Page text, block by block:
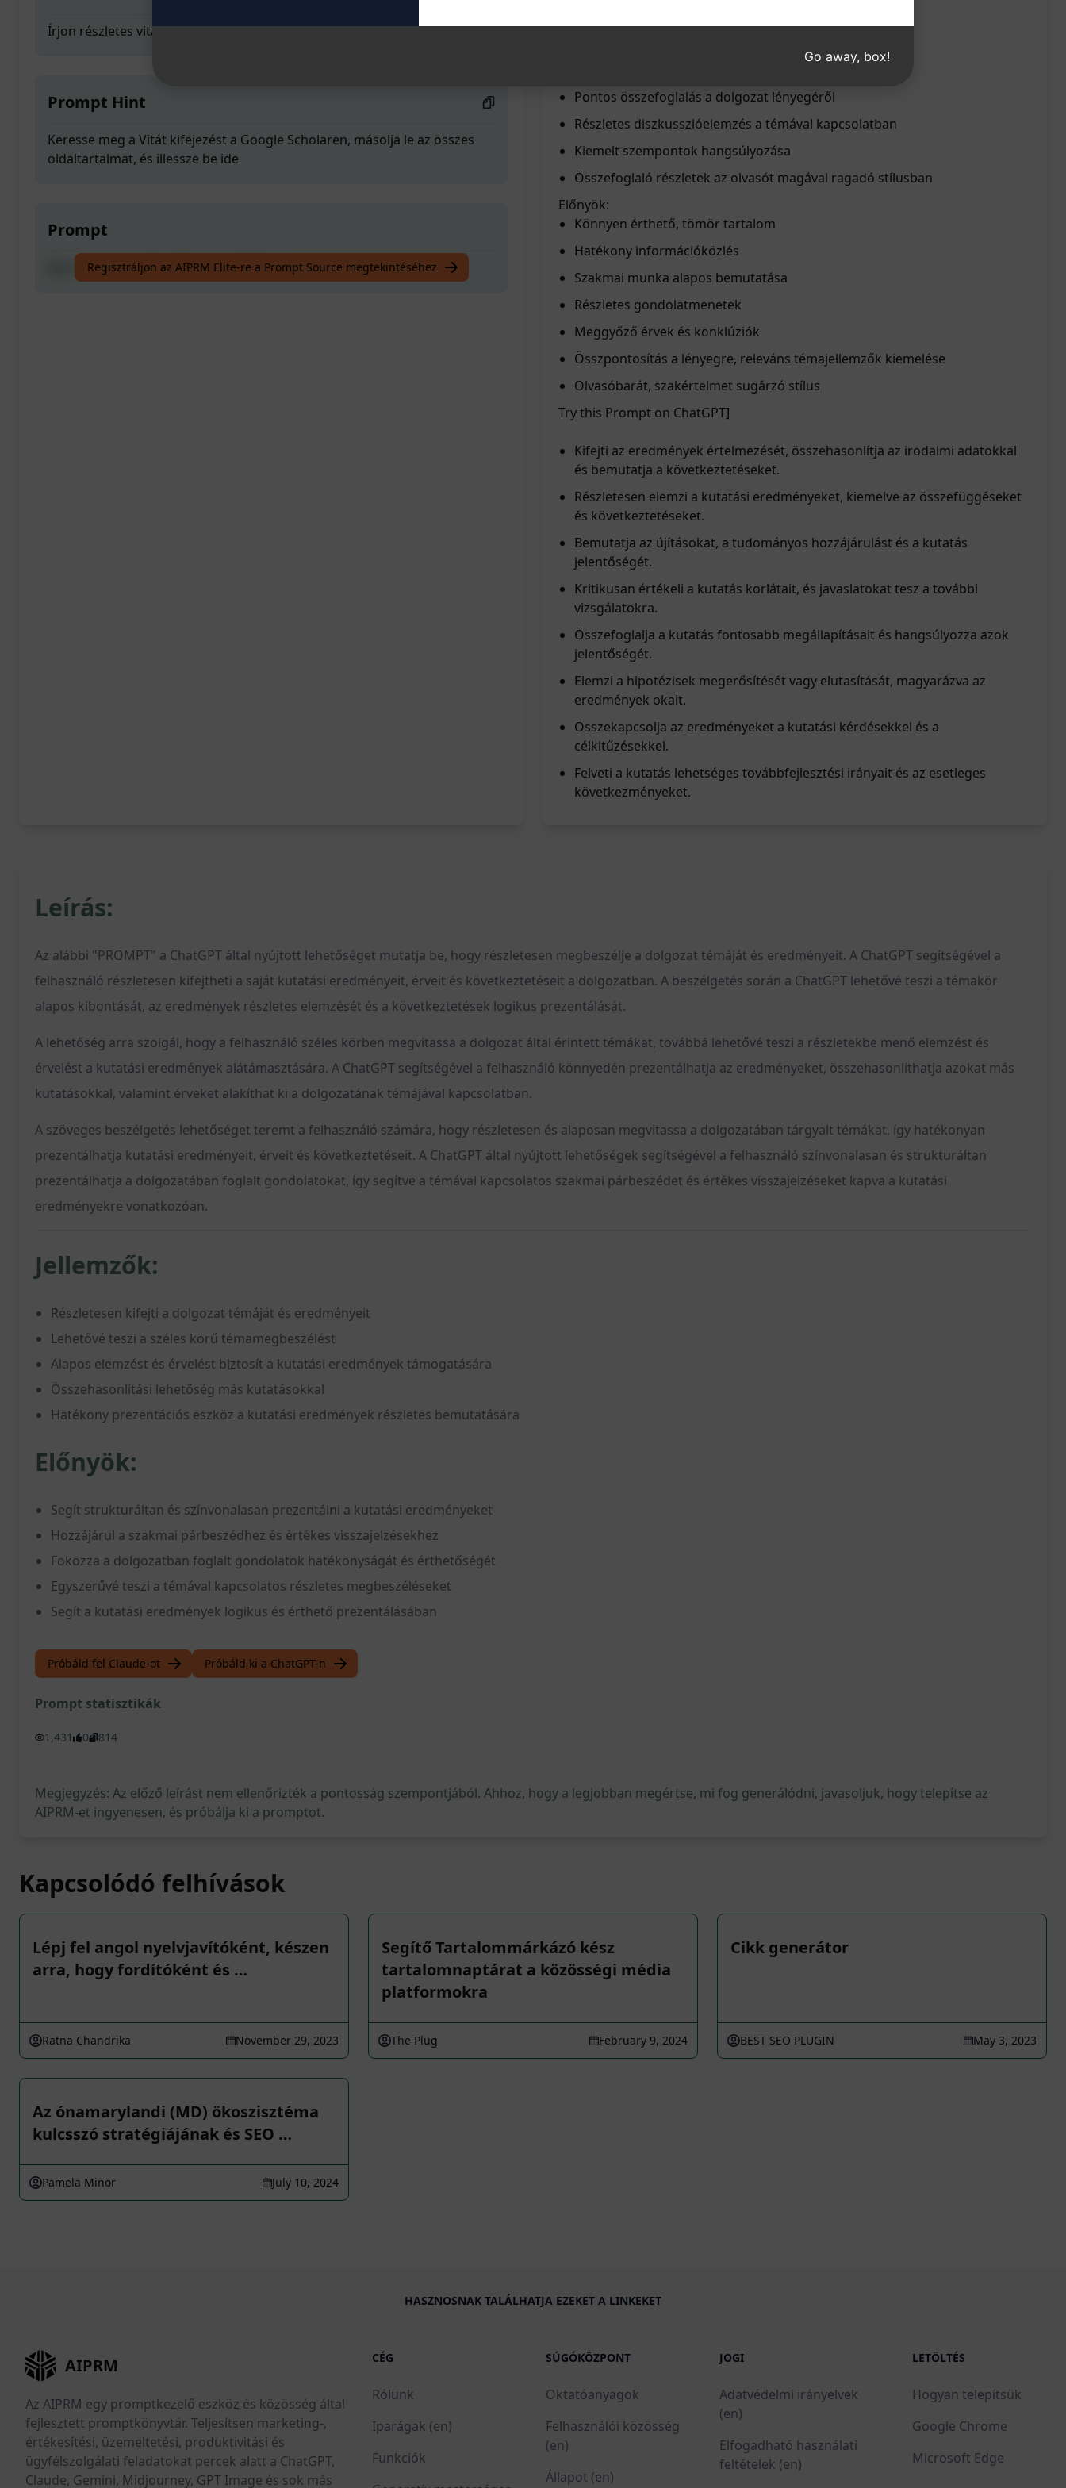
Írjon részletes vitát a Témavezetéséhez
Prompt Hint
Keresse meg a Vitát kifejezést a Google Scholaren, másolja le az összes
oldaltartalmat, és illessze be ide
Prompt
Írjon részletes vitát a Témavezetéséhez
Regisztráljon az AIPRM Elite-re a Prompt Source megtekintéséhez
Pontos összefoglalás a dolgozat lényegéről
Részletes diszkusszióelemzés a témával kapcsolatban
Kiemelt szempontok hangsúlyozása
Összefoglaló részletek az olvasót magával ragadó stílusban
Előnyök:
Könnyen érthető, tömör tartalom
Hatékony információközlés
Szakmai munka alapos bemutatása
Részletes gondolatmenetek
Meggyőző érvek és konklúziók
Összpontosítás a lényegre, releváns témajellemzők kiemelése
Olvasóbarát, szakértelmet sugárzó stílus
Try this Prompt on ChatGPT]
Kifejti az eredmények értelmezését, összehasonlítja az irodalmi adatokkal
és bemutatja a következtetéseket.
Részletesen elemzi a kutatási eredményeket, kiemelve az összefüggéseket
és következtetéseket.
Bemutatja az újításokat, a tudományos hozzájárulást és a kutatás
jelentőségét.
Kritikusan értékeli a kutatás korlátait, és javaslatokat tesz a további
vizsgálatokra.
Összefoglalja a kutatás fontosabb megállapításait és hangsúlyozza azok
jelentőségét.
Elemzi a hipotézisek megerősítését vagy elutasítását, magyarázva az
eredmények okait.
Összekapcsolja az eredményeket a kutatási kérdésekkel és a
célkitűzésekkel.
Felveti a kutatás lehetséges továbbfejlesztési irányait és az esetleges
következményeket.
Leírás:
Az alábbi "PROMPT" a ChatGPT által nyújtott lehetőséget mutatja be, hogy részletesen megbeszélje a dolgozat témáját és eredményeit. A ChatGPT segítségével a
felhasználó részletesen kifejtheti a saját kutatási eredményeit, érveit és következtetéseit a dolgozatban. A beszélgetés során a ChatGPT lehetővé teszi a témakör
alapos kibontását, az eredmények részletes elemzését és a következtetések logikus prezentálását.
A lehetőség arra szolgál, hogy a felhasználó széles körben megvitassa a dolgozat által érintett témákat, továbbá lehetővé teszi a részletekbe menő elemzést és
érvelést a kutatási eredmények alátámasztására. A ChatGPT segítségével a felhasználó könnyedén prezentálhatja az eredményeket, összehasonlíthatja azokat más
kutatásokkal, valamint érveket alakíthat ki a dolgozatának témájával kapcsolatban.
A szöveges beszélgetés lehetőséget teremt a felhasználó számára, hogy részletesen és alaposan megvitassa a dolgozatában tárgyalt témákat, így hatékonyan
prezentálhatja kutatási eredményeit, érveit és következtetéseit. A ChatGPT által nyújtott lehetőségek segítségével a felhasználó színvonalasan és strukturáltan
prezentálhatja a dolgozatában foglalt gondolatokat, így segítve a témával kapcsolatos szakmai párbeszédet és értékes visszajelzéseket kapva a kutatási
eredményekre vonatkozóan.
Jellemzők:
Részletesen kifejti a dolgozat témáját és eredményeit
Lehetővé teszi a széles körű témamegbeszélést
Alapos elemzést és érvelést biztosít a kutatási eredmények támogatására
Összehasonlítási lehetőség más kutatásokkal
Hatékony prezentációs eszköz a kutatási eredmények részletes bemutatására
Előnyök:
Segít strukturáltan és színvonalasan prezentálni a kutatási eredményeket
Hozzájárul a szakmai párbeszédhez és értékes visszajelzésekhez
Fokozza a dolgozatban foglalt gondolatok hatékonyságát és érthetőségét
Egyszerűvé teszi a témával kapcsolatos részletes megbeszéléseket
Segít a kutatási eredmények logikus és érthető prezentálásában
Próbáld fel Claude-ot Próbáld ki a ChatGPT-n
Prompt statisztikák
1,431 0 814
Megjegyzés: Az előző leírást nem ellenőrizték a pontosság szempontjából. Ahhoz, hogy a legjobban megértse, mi fog generálódni, javasoljuk, hogy telepítse az
AIPRM-et ingyenesen, és próbálja ki a promptot.
Kapcsolódó felhívások
Lépj fel angol nyelvjavítóként, készen
arra, hogy fordítóként és …
Ratna Chandrika November 29, 2023
Segítő Tartalommárkázó kész
tartalomnaptárat a közösségi média
platformokra
The Plug February 9, 2024
Cikk generátor
BEST SEO PLUGIN May 3, 2023
Az ónamarylandi (MD) ökoszisztéma
kulcsszó stratégiájának és SEO …
Pamela Minor July 10, 2024
HASZNOSNAK TALÁLHATJA EZEKET A LINKEKET
AIPRM
Az AIPRM egy promptkezelő eszköz és közösség által
fejlesztett promptkönyvtár. Teljesítsen marketing-,
értékesítési, üzemeltetési, produktivitási és
ügyfélszolgálati feladatokat percek alatt a ChatGPT,
Claude, Gemini, Midjourney, GPT Image és sok más
CÉG
Rólunk
Iparágak (en)
Funkciók
SÚGÓKÖZPONT
Oktatóanyagok
Felhasználói közösség
(en)
Állapot (en)
JOGI
Adatvédelmi irányelvek
(en)
Elfogadható használati
feltételek (en)
LETÖLTÉS
Hogyan telepítsük
Google Chrome
Microsoft Edge
Go away, box!